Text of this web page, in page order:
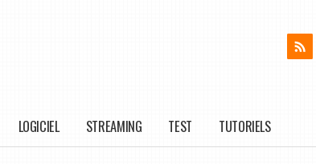
LOGICIEL STREAMING TEST TUTORIELS